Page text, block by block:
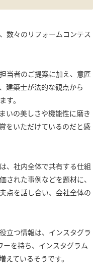
数々のリフォームコンテス
当者のご提案に加え、意匠
建築士が法的な観点から
す。
いの美しさや機能性に磨き
をいただけているのだと感
、社内全体で共有する仕組
された事例などを題材に、
点を話し合い、会社全体の
立つ情報は、インスタグラ
ーを持ち、インスタグラム
ているそうです。